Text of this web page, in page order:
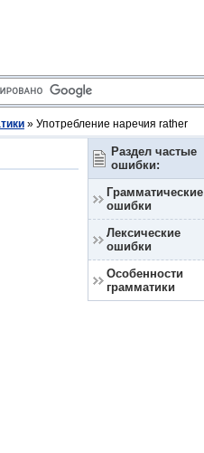
» Употребление наречия rather
Раздел частые
ошибки:
Грамматические
ошибки
Лексические
ошибки
Особенности
грамматики